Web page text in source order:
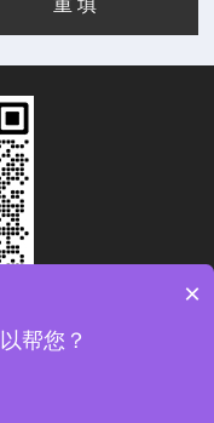
×
帮您？
号-1